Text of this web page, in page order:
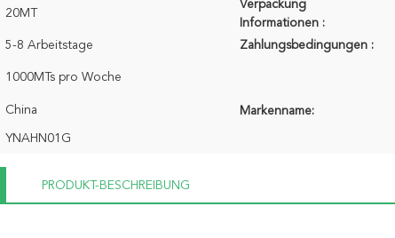
20MT
Verpackung
Informationen :
5-8 Arbeitstage Zahlungsbedingungen :
1000MTs pro Woche
China Markenname:
YNAHN01G
PRODUKT-BESCHREIBUNG